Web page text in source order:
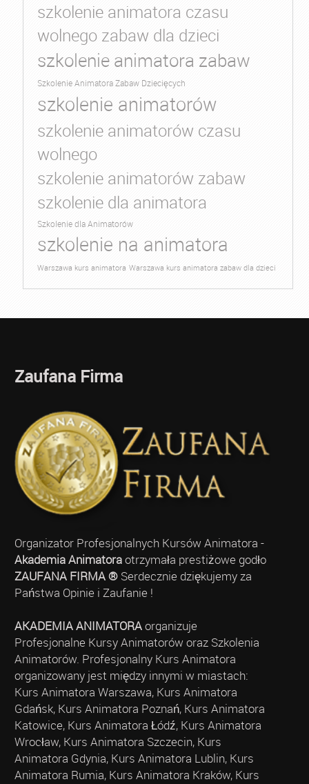
szkolenie animatora czasu
wolnego zabaw dla dzieci
szkolenie animatora zabaw
Szkolenie Animatora Zabaw Dziecięcych
szkolenie animatorów
szkolenie animatorów czasu
wolnego
szkolenie animatorów zabaw
szkolenie dla animatora
Szkolenie dla Animatorów
szkolenie na animatora
Warszawa kurs animatora Warszawa kurs animatora zabaw dla dzieci
Zaufana Firma
Organizator Profesjonalnych Kursów Animatora -
Akademia Animatoraotrzymała prestiżowe godło
ZAUFANA FIRMA ®Serdecznie dziękujemy za
Państwa Opinie i Zaufanie !
AKADEMIA ANIMATORAorganizuje
Profesjonalne Kursy Animatorów oraz Szkolenia
Animatorów. Profesjonalny Kurs Animatora
organizowany jest między innymi w miastach:
Kurs Animatora Warszawa, Kurs Animatora
Gdańsk, Kurs Animatora Poznań, Kurs Animatora
Katowice, Kurs Animatora Łódź, Kurs Animatora
Wrocław, Kurs Animatora Szczecin, Kurs
Animatora Gdynia, Kurs Animatora Lublin, Kurs
Animatora Rumia, Kurs Animatora Kraków, Kurs